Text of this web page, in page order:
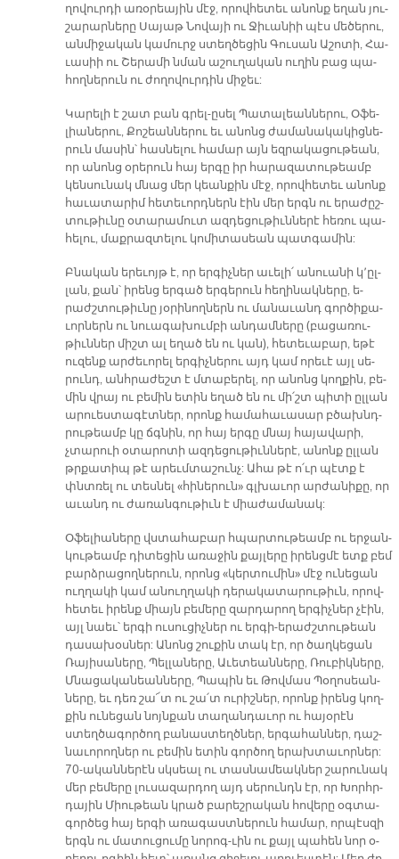
ղո­վուր­դի ա­ռօ­րեա­յին մէջ, ո­րով­հե­տեւ ա­նոնք ե­ղան յու­
շա­րար­նե­րը Սա­յաթ Նո­վա­յի ու Ջի­ւա­նիի պէս մե­ծե­րու,
ան­մի­ջա­կան կա­մուրջ ստեղ­ծե­ցին Գու­սան Ա­շո­տի, Հա­
ւա­սիի ու Շե­րա­մի նման ա­շու­ղա­կան ու­ղին բաց պա­
հող­նե­րուն ու ժո­ղո­վուր­դին մի­ջեւ:
Կա­րե­լի է շատ բան գրել-ը­սել Պա­տա­լեան­նե­րու, Օ­ֆե­
լիա­նե­րու, Քո­շեան­նե­րու եւ ա­նոնց ժա­մա­նա­կա­կից­նե­
րուն մա­սին՝ հաս­նե­լու հա­մար այն եզ­րա­կա­ցու­թեան,
որ ա­նոնց օ­րե­րուն հայ եր­գը իր հա­րա­զա­տու­թեամբ
կեն­սու­նակ մնաց մեր կեան­քին մէջ, ո­րով­հե­տեւ ա­նոնք
հա­ւա­տա­րիմ հե­տե­ւորդ­ներն էին մեր երգն ու ե­րաժըշ-
տու­թիւ­նը օ­տա­րա­մուտ ազ­դե­ցու­թիւն­նե­րէ հե­ռու պա­
հե­լու, մաք­րազ­տե­լու կո­մի­տա­սեան պատ­գա­մին:
Բնա­կան ե­րե­ւոյթ է, որ եր­գիչ­ներ ա­ւե­լի՛ ա­նուա­նի կ՚ըլ­
լան, քան՝ ի­րենց եր­գած եր­գե­րուն հե­ղի­նակ­նե­րը, ե­
րաժշ­տու­թիւ­նը յօ­րի­նող­ներն ու մա­նա­ւանդ գոր­ծի­քա­
ւոր­ներն ու նուա­գա­խում­բի ան­դամ­նե­րը (բա­ցա­ռու­
թիւն­ներ միշտ ալ ե­ղած են ու կան), հե­տե­ւա­բար, ե­թէ
ու­զենք ար­ժե­ւո­րել եր­գիչ­նե­րու այդ կամ որե­ւէ այլ սե­
րունդ, անհ­րա­ժեշտ է մտա­բե­րել, որ ա­նոնց կող­քին, բե­
մին վրայ ու բե­մին ե­տին ե­ղած են ու մի՛շտ պի­տի ըլ­լան
ա­րուես­տա­գէտ­ներ, ո­րոնք հա­մա­հա­ւա­սար բծախնդ­
րու­թեամբ կը ճգնին, որ հայ եր­գը մնայ հա­յա­վա­րի,
չտա­րուի օ­տա­րո­տի ազ­դե­ցու­թիւն­նե­րէ, ա­նոնք ըլ­լան
թրքա­տիպ թէ ա­րեւմ­տա­շունչ: Ա­հա թէ ո՛ւր պէտք է
փնտռել ու տես­նել «հի­նե­րուն» գլխա­ւոր ար­ժա­նի­քը, որ
ա­ւանդ ու ժա­ռան­գու­թիւն է միա­ժա­մա­նակ:
Օ­ֆե­լիա­նե­րը վստա­հա­բար հպար­տու­թեամբ ու եր­ջան­
կու­թեամբ դի­տե­ցին ա­ռա­ջին քայ­լե­րը ի­րենց­մէ ետք բեմ
բարձ­րա­ցող­նե­րուն, ո­րոնց «կեր­տու­մին» մէջ ու­նե­ցան
ուղ­ղա­կի կամ ա­նուղ­ղա­կի դե­րա­կա­տա­րու­թիւն, ո­րով­
հե­տեւ ի­րենք միայն բե­մե­րը զար­դա­րող եր­գիչ­ներ չէին,
այլ նաեւ՝ եր­գի ու­սու­ցիչ­ներ ու եր­գի-ե­րաժշ­տու­թեան
դա­սա­խօս­ներ: Ա­նոնց շու­քին տակ էր, որ ծաղ­կե­ցան
Ռա­յի­սա­նե­րը, Պել­լա­նե­րը, Ա­ւե­տեան­նե­րը, Ռու­բիկ­նե­րը,
Մնա­ցա­կա­նեան­նե­րը, Պա­պին եւ Թով­մաս Պօ­ղո­սեան­
նե­րը, եւ դեռ շա՜տ ու շա՛տ ու­րիշ­ներ, ո­րոնք ի­րենց կող­
քին ու­նե­ցան նոյն­քան տա­ղան­դա­ւոր ու հա­յօ­րէն
ստեղ­ծա­գոր­ծող բա­նաս­տեղծ­ներ, եր­գա­հան­ներ, դաշ­
նա­ւո­րող­ներ ու բե­մին ե­տին գոր­ծող ե­րախ­տա­ւոր­ներ:
70-ա­կան­նե­րէն սկսեալ ու տաս­նա­մեակ­ներ շա­րու­նակ
մեր բե­մե­րը լու­սա­զար­դող այդ սե­րունդն էր, որ Խորհր­
դա­յին Միու­թեան կրած բա­րեշրա­կան հո­վե­րը օգ­տա­
գոր­ծեց հայ եր­գի ա­ռա­գաստ­նե­րուն հա­մար, որ­պէս­զի
երգն ու մա­տու­ցու­մը նո­րո­գ-ւին ու քայլ պա­հեն նոր օ­